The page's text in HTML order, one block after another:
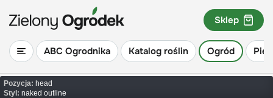
Pozycja: head
Styl: naked outline
ABC Ogrodnika Katalog roślin Ogród
Sklep